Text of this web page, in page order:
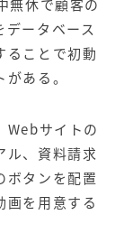
向け】マーケティ
無休で顧客の
ータベース
ることで初動
ある。
Webサイトの
ル、資料請求
ボタンを配置
画を用意する